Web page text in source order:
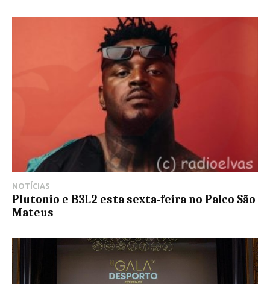
NOTÍCIAS
Plutonio e B3L2 esta sexta-feira no Palco São
Mateus